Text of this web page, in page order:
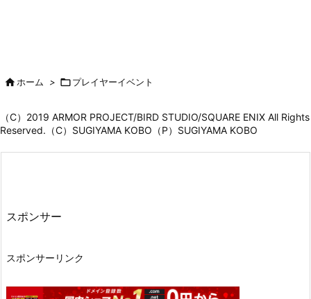
ホーム > プレイヤーイベント
（C）2019 ARMOR PROJECT/BIRD STUDIO/SQUARE ENIX All Rights
Reserved.（C）SUGIYAMA KOBO（P）SUGIYAMA KOBO
スポンサー
スポンサーリンク